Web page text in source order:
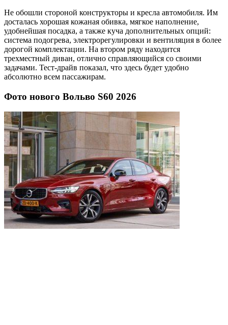
Не обошли стороной конструкторы и кресла автомобиля. Им
досталась хорошая кожаная обивка, мягкое наполнение,
удобнейшая посадка, а также куча дополнительных опций:
система подогрева, электрорегулировки и вентиляция в более
дорогой комплектации. На втором ряду находится
трехместный диван, отлично справляющийся со своими
задачами. Тест-драйв показал, что здесь будет удобно
абсолютно всем пассажирам.
Фото нового Вольво S60 2026